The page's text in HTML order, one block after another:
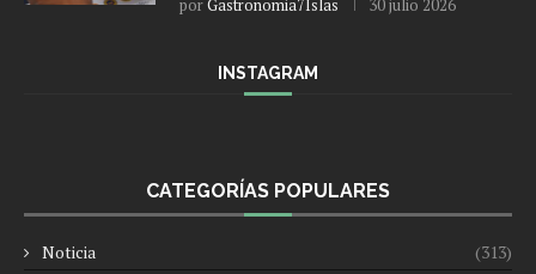
porGastronomia7Islas 30 julio 2026
INSTAGRAM
CATEGORÍAS POPULARES
Noticia
(313)